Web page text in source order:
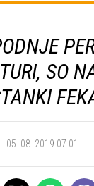
SO
05. 08. 2019 07.01